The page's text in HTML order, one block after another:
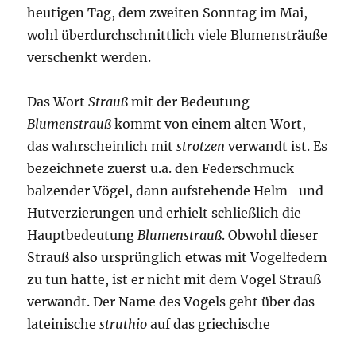
heutigen Tag, dem zweiten Sonntag im Mai,
wohl überdurchschnittlich viele Blumensträuße
verschenkt werden.
Das WortStrauß mit der Bedeutung
Blumenstrauß kommt von einem alten Wort,
das wahrscheinlich mitstrotzen verwandt ist. Es
bezeichnete zuerst u.a. den Federschmuck
balzender Vögel, dann aufstehende Helm- und
Hutverzierungen und erhielt schließlich die
HauptbedeutungBlumenstrauß. Obwohl dieser
Strauß also ursprünglich etwas mit Vogelfedern
zu tun hatte, ist er nicht mit dem Vogel Strauß
verwandt. Der Name des Vogels geht über das
lateinischestruthio auf das griechische